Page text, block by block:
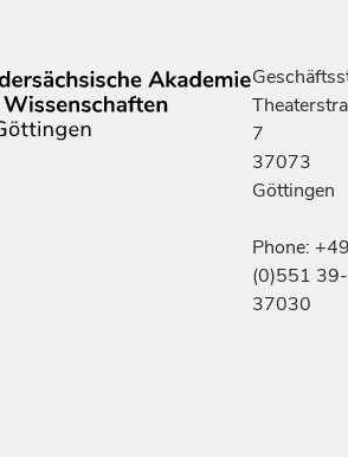
7
37073
Göttingen
Phone:
(0)551 39-
37030